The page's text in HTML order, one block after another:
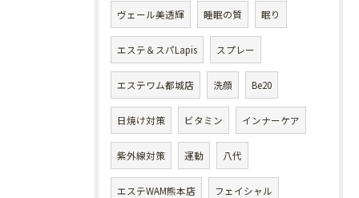
ヴェール美透輝 睡眠の質 眠り
エステ＆スパLapis スプレー
エステワム都城店 洗顔 Be20
日焼け対策 ビタミン インナーケア
紫外線対策 運動 八代
エステWAM熊本店 フェイシャル